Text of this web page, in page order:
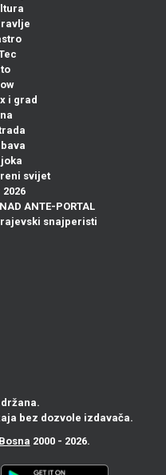
i grad
svijet
2026
ANTE-PORTAL
snajperisti
bez dozvole izdavača.
2000 - 2026.